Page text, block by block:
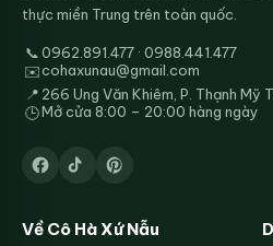
thực miền Trung trên toàn quốc.
📞0962.891.477 · 0988.441.477
✉️cohaxunau@gmail.com
📍 266 Ung Văn Khiêm, P. Thạnh Mỹ
🕒Mở cửa 8:00 – 20:00 hàng ngày
Về Cô Hà Xứ Nẫu